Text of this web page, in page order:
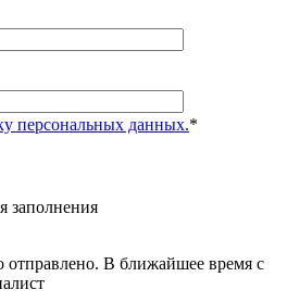
персональных данных.*
заполнения
В ближайшее время с